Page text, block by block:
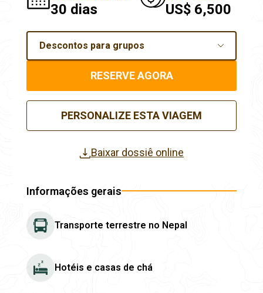
30 dias US$ 6,500
Descontos para grupos
RESERVE AGORA
PERSONALIZE ESTA VIAGEM
Baixar dossiê online
Informações gerais
Transporte terrestre no Nepal
Hotéis e casas de chá